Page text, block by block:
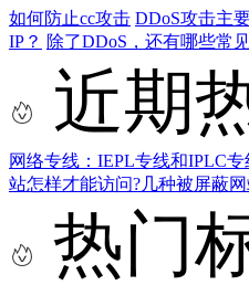
如何防止cc攻击 DDoS攻击主
IP？ 除了DDoS，还有哪些常
近期
网络专线：IEPL专线和IPLC专
站怎样才能访问?几种被屏蔽
热门